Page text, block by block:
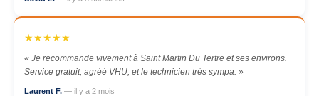
★★★★★
« Je recommande vivement à Saint Martin Du Tertre et ses environs.
Service gratuit, agréé VHU, et le technicien très sympa. »
Laurent F. — il y a 2 mois